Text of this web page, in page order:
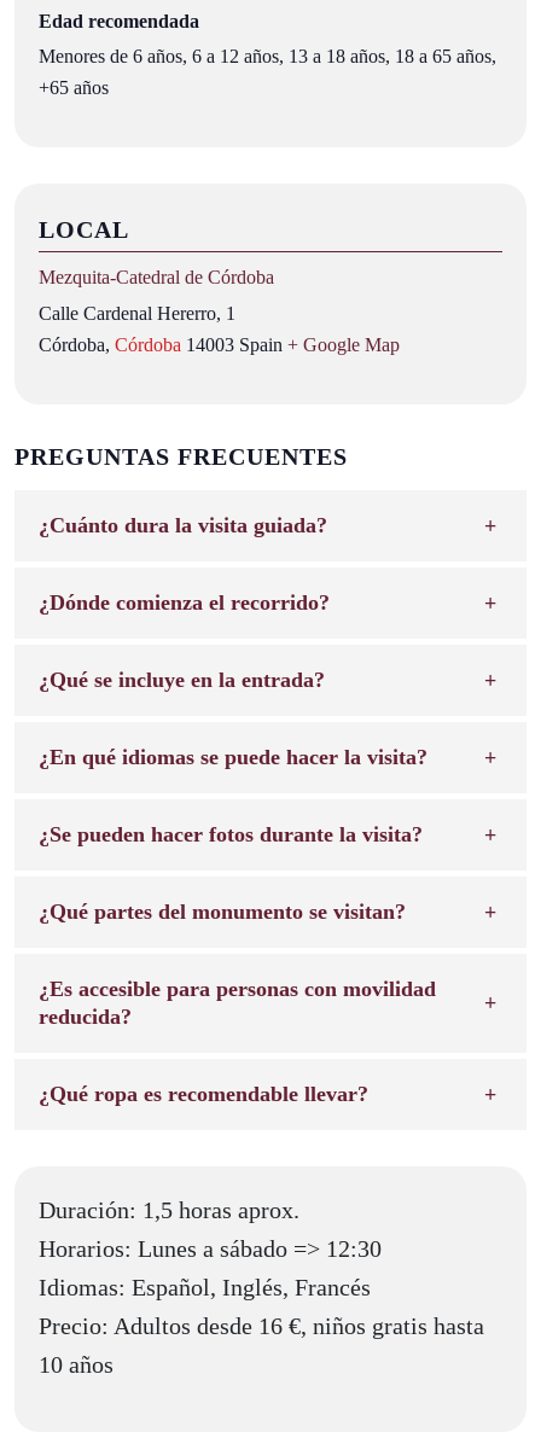
LOCAL
Mezquita‑Catedral de Córdoba
Calle Cardenal Hererro, 1
Córdoba, Córdoba 14003 Spain + Google Map
Edad recomendada
Menores de 6 años, 6 a 12 años, 13 a 18 años, 18 a 65 años,
+65 años
PREGUNTAS FRECUENTES
¿Cuánto dura la visita guiada?
¿Dónde comienza el recorrido?
¿Qué se incluye en la entrada?
¿En qué idiomas se puede hacer la visita?
¿Se pueden hacer fotos durante la visita?
¿Qué partes del monumento se visitan?
¿Es accesible para personas con movilidad
reducida?
¿Qué ropa es recomendable llevar?
Duración: 1,5 horas aprox.
Horarios: Lunes a sábado => 12:30
Idiomas: Español, Inglés, Francés
Precio: Adultos desde 16 €, niños gratis hasta
10 años